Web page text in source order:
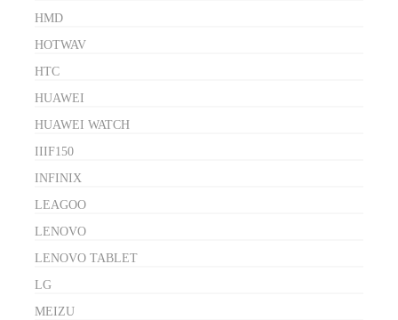
HMD
HOTWAV
HTC
HUAWEI
HUAWEI WATCH
IIIF150
INFINIX
LEAGOO
LENOVO
LENOVO TABLET
LG
MEIZU